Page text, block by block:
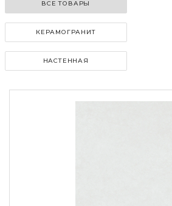
ВСЕ ТОВАРЫ
КЕРАМОГРАНИТ
НАСТЕННАЯ